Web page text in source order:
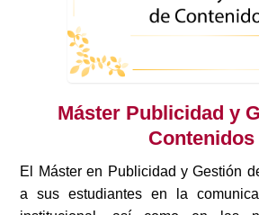
Máster Publicidad y
Contenidos
El Máster en Publicidad y Gestión
a sus estudiantes en la